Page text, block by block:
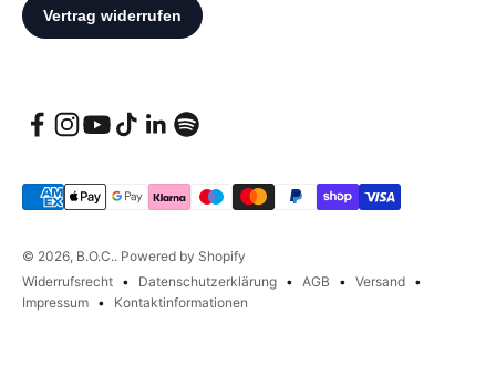
© 2026, B.O.C.. Powered by Shopify
Widerrufsrecht
Datenschutzerklärung AGB
Versand
Impressum
Kontaktinformationen